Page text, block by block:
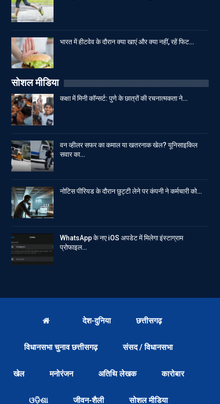
भारत में हीटवेव के दौरान क्या खाएं और क्या नहीं, रहें फिट…
सोशल मीडिया
कक्षा में मिनी कॉन्सर्ट: पुणे के छात्रों की रचनात्मकता ने…
वन व्हीलर सफर का कमाल या खतरनाक खेल? यूनिसाइकिल
सवार का…
नोटिस पीरियड के दौरान छुट्टी लेने पर कंपनी ने कर्मचारी को…
WhatsApp के नए iOS अपडेट में मिलेगा इंस्टाग्राम
प्रोफाइल…
देश-दुनिया छत्तीसगढ़
विधानसभा चुनाव छत्तीसगढ़ संसद / विधानसभा
खेल मनोरंजन अतिथि लेखक कारोबार
ଓଡ଼ିଶା जीवन-शैली सोशल मीडिया